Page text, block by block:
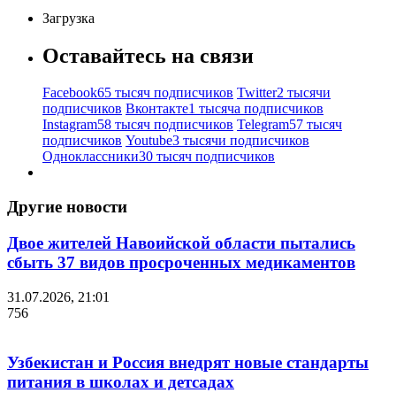
Загрузка
Оставайтесь на связи
Facebook65 тысяч подписчиков Twitter2 тысячи
подписчиков Вконтакте1 тысяча подписчиков
Instagram58 тысяч подписчиков Telegram57 тысяч
подписчиков Youtube3 тысячи подписчиков
Одноклассники30 тысяч подписчиков
Другие новости
Двое жителей Навоийской области пытались
сбыть 37 видов просроченных медикаментов
31.07.2026, 21:01
756
Узбекистан и Россия внедрят новые стандарты
питания в школах и детсадах